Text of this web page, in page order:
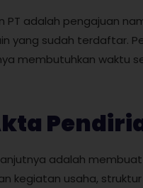
adalah pengajuan
yang sudah terdaftar.
membutuhkan waktu
adalah
kegiatan usaha,